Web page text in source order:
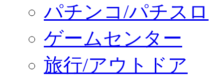
パチンコ/パチスロ
ゲームセンター
旅行/アウトドア